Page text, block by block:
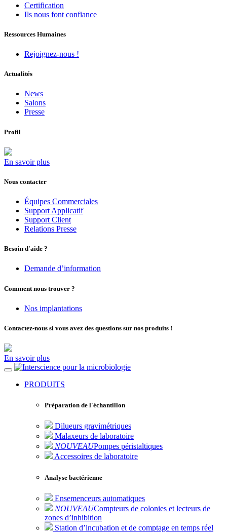
Certification
Ils nous font confiance
Ressources Humaines
Rejoignez-nous !
Actualités
News
Salons
Presse
Profil
En savoir plus
Nous contacter
Équipes Commerciales
Support Applicatif
Support Client
Relations Presse
Besoin d'aide ?
Demande d’information
Comment nous trouver ?
Nos implantations
Contactez-nous si vous avez des questions sur nos produits !
En savoir plus
pour la microbiologie
PRODUITS
Préparation de l'échantillon
Dilueurs gravimétriques
Malaxeurs de laboratoire
NOUVEAUPompes péristaltiques
Accessoires de laboratoire
Analyse bactérienne
Ensemenceurs automatiques
NOUVEAUCompteurs de colonies et lecteurs de
zones d’inhibition
Station d’incubation et de comptage en temps réel